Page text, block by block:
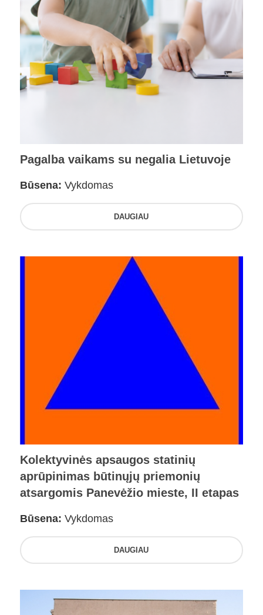
Pagalba vaikams su negalia Lietuvoje
Būsena: Vykdomas
DAUGIAU
Kolektyvinės apsaugos statinių
aprūpinimas būtinųjų priemonių
atsargomis Panevėžio mieste, II etapas
Būsena: Vykdomas
DAUGIAU